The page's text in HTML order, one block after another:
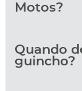
Motos?
Quando
guincho?